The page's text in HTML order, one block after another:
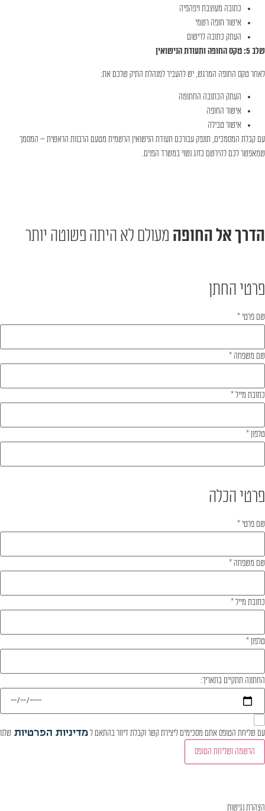
כתובה מעוצבת ויפהפיה
אישור חופה רשמי
העתק כתובה לרישום
שלב 5: טקס החופה ותעודת הנישואין
לאחר טקס החופה המרגש, יש להעביר למנהלת התיק שלכם את:
העתק הכתובה החתומה
אישור החופה
אישור טבילה
עם קבלת המסמכים, תונפק עבורכם תעודת הנישואין הרשמית מטעם הרבנות הראשית – המסמך
שמאפשר לכם להירשם כזוג נשוי במשרד הפנים.
הדרך אל החופה מעולם לא היתה פשוטה יותר
פרטי החתן
שם פרטי *
שם משפחה *
כתובת מייל *
טלפון *
פרטי הכלה
שם פרטי *
שם משפחה *
כתובת מייל *
טלפון *
החתונה תתקיים בתאריך:
עם שליחת הטופס אתם מסכימים ליצירת קשר וקבלת דיוור בהתאם למדיניות הפרטיות שלנו
הרשמה ושליחת הטופס
הצהרת נגישות